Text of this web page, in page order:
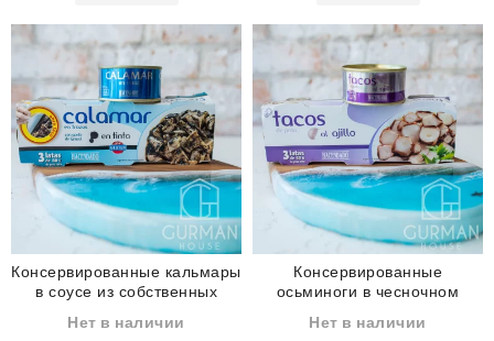
Консервированные кальмары
в соусе из собственных
Нет в наличии
Консервированные
осьминоги в чесночном
Нет в наличии